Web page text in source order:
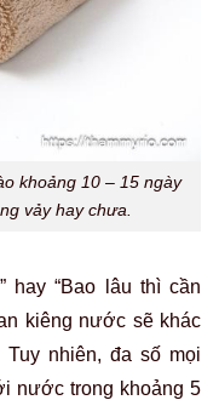
khoảng 10 – 15 ngày
vảy hay chưa.
hay “Bao lâu thì cần
kiêng nước sẽ khác
nhiên, đa số mọi
nước trong khoảng 5